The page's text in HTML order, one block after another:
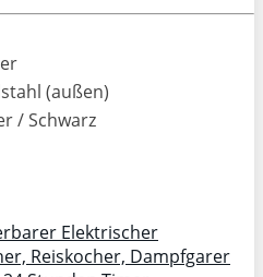
(außen)
/ Schwarz
Elektrischer
Reiskocher, Dampfgarer